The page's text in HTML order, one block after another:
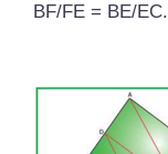
BF/FE = BE/EC.